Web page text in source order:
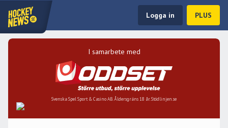
Logga in PLUS
I samarbete med
Svenska Spel Sport & Casino AB. Åldersgräns 18 år. Stödlinjen.se